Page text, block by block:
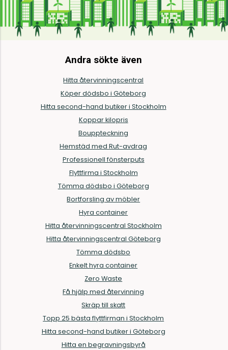
Andra sökte även
Hitta återvinningscentral
Köper dödsbo i Göteborg
Hitta second-hand butiker i Stockholm
Koppar kilopris
Bouppteckning
Hemstäd med Rut-avdrag
Professionell fönsterputs
Flyttfirma i Stockholm
Tömma dödsbo i Göteborg
Bortforsling av möbler
Hyra container
Hitta återvinningscentral Stockholm
Hitta återvinningscentral Göteborg
Tömma dödsbo
Enkelt hyra container
Zero Waste
Få hjälp med återvinning
Skräp till skatt
Topp 25 bästa flyttfirman i Stockholm
Hitta second-hand butiker i Göteborg
Hitta en begravningsbyrå